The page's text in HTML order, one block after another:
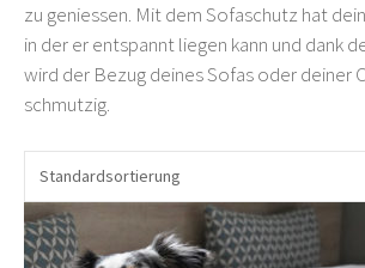
zu geniessen. Mit dem Sofaschutz hat
in der er entspannt liegen kann und dank
wird der Bezug deines Sofas oder deiner
schmutzig.